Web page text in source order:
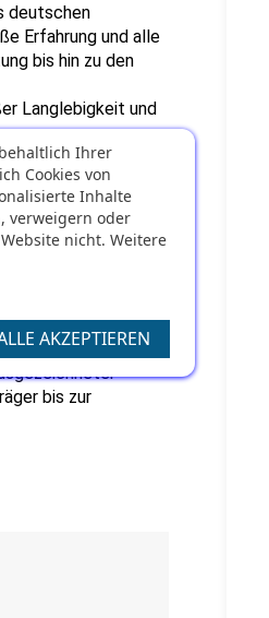
deutschen
Erfahrung und alle
bis hin zu den
Langlebigkeit und
über 15 Jahre
bis zur
Ihrer
Cookies von
Inhalte
verweigern oder
nicht. Weitere
AKZEPTIEREN